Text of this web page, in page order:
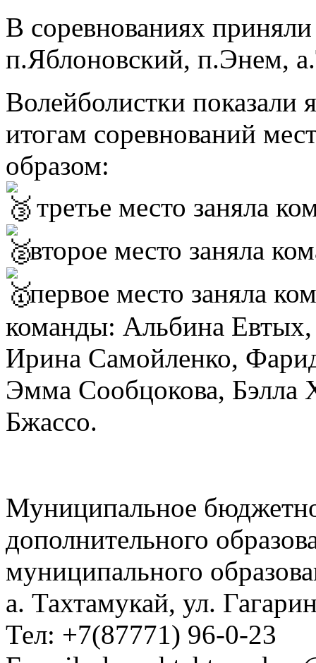
В соревнованиях
п.Яблоновский, п.Энем,
Волейболистки
итогам соревнований
образом:
третье место заняла
второе место заняла
первое место заняла
команды: Альбина Евтых,
Ирина Самойленко,
Эмма Сообцокова, Бэлла
Бжассо.
Муниципальное
дополнительного
муниципального
а. Тахтамукай, ул.
Тел: +7(87771) 96-0-23